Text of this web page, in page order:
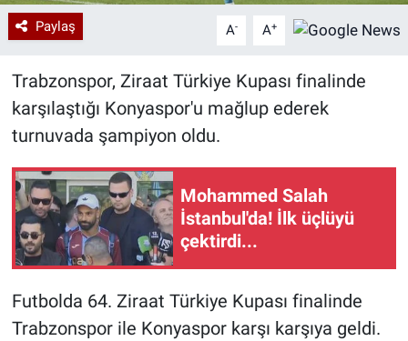
Paylaş A- A+
Trabzonspor, Ziraat Türkiye Kupası finalinde
karşılaştığı Konyaspor'u mağlup ederek
turnuvada şampiyon oldu.
Mohammed Salah
İstanbul'da! İlk üçlüyü
çektirdi...
Futbolda 64. Ziraat Türkiye Kupası finalinde
Trabzonspor ile Konyaspor karşı karşıya geldi.